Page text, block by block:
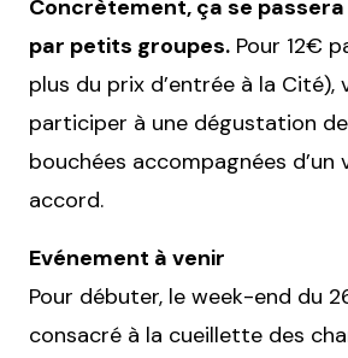
Concrètement, ça se
par petits groupes. Pour 12€
plus du prix d’entrée à la Cité),
participer à une dégustation
bouchées accompagnées d’un
accord.
Evénement à venir
Pour débuter, le week-end du
consacré à la cueillette des